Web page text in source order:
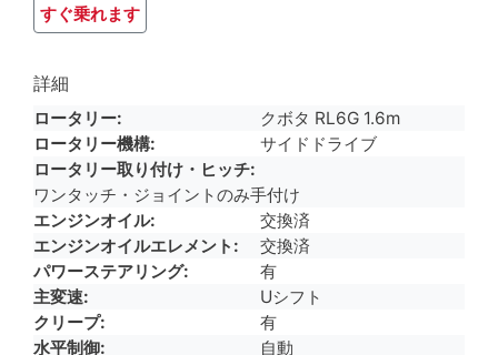
すぐ乗れます
詳細
ロータリー
クボタ RL6G 1.6m
ロータリー機構
サイドドライブ
ロータリー取り付け・ヒッチ
ワンタッチ・ジョイントのみ手付け
エンジンオイル
交換済
エンジンオイルエレメント
交換済
パワーステアリング
有
主変速
Uシフト
クリープ
有
水平制御
自動